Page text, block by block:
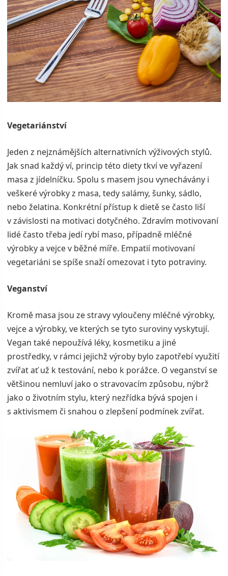
Vegetariánství
Jeden z nejznámějších alternativních výživových stylů.
Jak snad každý ví, princip této diety tkví ve vyřazení
masa z jídelníčku. Spolu s masem jsou vynechávány i
veškeré výrobky z masa, tedy salámy, šunky, sádlo,
nebo želatina. Konkrétní přístup k dietě se často liší
v závislosti na motivaci dotyčného. Zdravím motivovaní
lidé často třeba jedí rybí maso, případně mléčné
výrobky a vejce v běžné míře. Empatií motivovaní
vegetariáni se spíše snaží omezovat i tyto potraviny.
Veganství
Kromě masa jsou ze stravy vyloučeny mléčné výrobky,
vejce a výrobky, ve kterých se tyto suroviny vyskytují.
Vegan také nepoužívá léky, kosmetiku a jiné
prostředky, v rámci jejichž výroby bylo zapotřebí využití
zvířat ať už k testování, nebo k porážce. O veganství se
většinou nemluví jako o stravovacím způsobu, nýbrž
jako o životním stylu, který nezřídka bývá spojen i
s aktivismem či snahou o zlepšení podmínek zvířat.